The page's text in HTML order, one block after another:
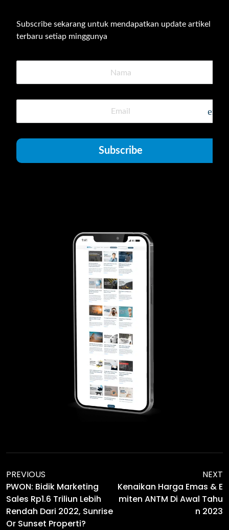
Subscribe sekarang untuk mendapatkan update artikel
terbaru setiap minggunya
Subscribe
PREVIOUS
PWON: Bidik Marketing
Sales Rp1.6 Triliun Lebih
Rendah Dari 2022, Sunrise
Or Sunset Properti?
NEXT
Kenaikan Harga Emas & E
Miten ANTM Di Awal Tahu
N 2023